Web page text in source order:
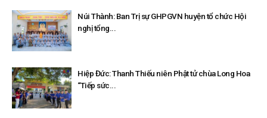
Núi Thành: Ban Trị sự GHPGVN huyện tổ chức Hội
nghị tổng...
Hiệp Đức: Thanh Thiếu niên Phật tử chùa Long Hoa
“Tiếp sức...